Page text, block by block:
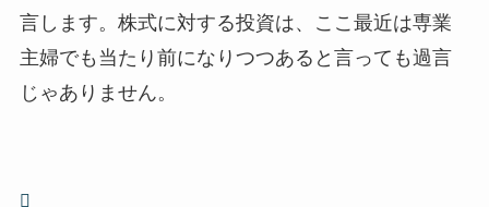
言します。株式に対する投資は、ここ最近は専業
主婦でも当たり前になりつつあると言っても過言
じゃありません。